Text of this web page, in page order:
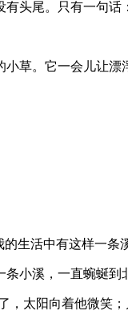
头尾。只有一句话：
草。它一会儿让
生活中有这样一条
小溪，一直蜿蜒到
太阳向着他微笑；